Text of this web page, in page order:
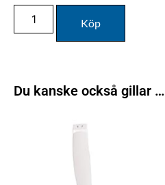
Köp
Du kanske också gillar …